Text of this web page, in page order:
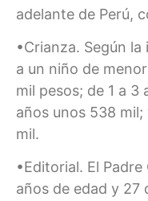
adelante de Perú,
•Crianza. Según
a un niño de
mil pesos; de 1 a 3
años unos 538 mil;
mil.
•Editorial. El
años de edad y 27